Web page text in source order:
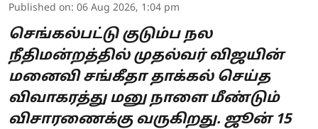
Published on: 06 Aug 2026, 1:04 pm
செங்கல்பட்டு குடும்ப நல
நீதிமன்றத்தில் முதல்வர் விஜயின்
மனைவி சங்கீதா தாக்கல் செய்த
விவாகரத்து மனு நாளை மீண்டும்
விசாரணைக்கு வருகிறது. ஜூன் 15